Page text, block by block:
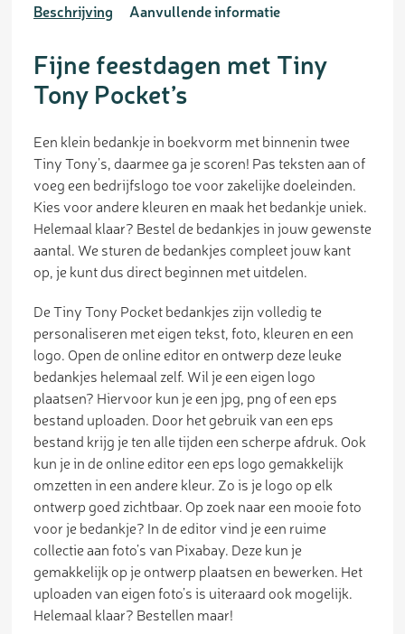
Beschrijving Aanvullende informatie
Fijne feestdagen met Tiny
Tony Pocket’s
Een klein bedankje in boekvorm met binnenin twee
Tiny Tony’s, daarmee ga je scoren! Pas teksten aan of
voeg een bedrijfslogo toe voor zakelijke doeleinden.
Kies voor andere kleuren en maak het bedankje uniek.
Helemaal klaar? Bestel de bedankjes in jouw gewenste
aantal. We sturen de bedankjes compleet jouw kant
op, je kunt dus direct beginnen met uitdelen.
De Tiny Tony Pocket bedankjes zijn volledig te
personaliseren met eigen tekst, foto, kleuren en een
logo. Open de online editor en ontwerp deze leuke
bedankjes helemaal zelf. Wil je een eigen logo
plaatsen? Hiervoor kun je een jpg, png of een eps
bestand uploaden. Door het gebruik van een eps
bestand krijg je ten alle tijden een scherpe afdruk. Ook
kun je in de online editor een eps logo gemakkelijk
omzetten in een andere kleur. Zo is je logo op elk
ontwerp goed zichtbaar. Op zoek naar een mooie foto
voor je bedankje? In de editor vind je een ruime
collectie aan foto’s van Pixabay. Deze kun je
gemakkelijk op je ontwerp plaatsen en bewerken. Het
uploaden van eigen foto’s is uiteraard ook mogelijk.
Helemaal klaar? Bestellen maar!